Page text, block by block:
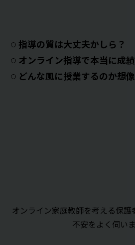
指導の質は大丈夫かしら？
オンライン指導で本当に成
どんな風に授業するのか想
オンライン家庭教師を考える保
不安をよく伺いま